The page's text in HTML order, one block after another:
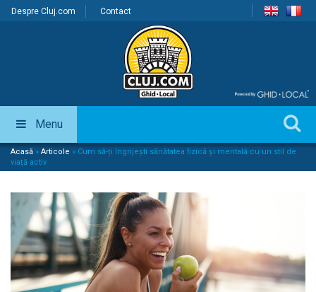
Despre Cluj.com Contact
Menu
Acasă » Articole » Cum să-ți îngrijești sănătatea fizică și mentală cu un stil de
viață activ